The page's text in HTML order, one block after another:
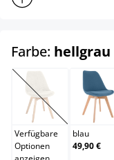
Farbe: hellgrau
beige
(Diese Option ist
Verfügbare
Optionen
blau
blau
49,90 €